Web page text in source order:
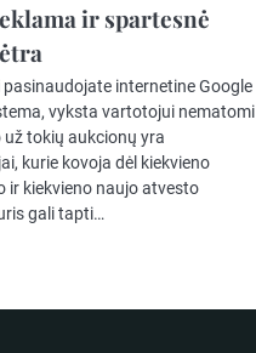
ir spartesnė
pasinaudojate internetine Google
vyksta vartotojui nematomi
už tokių aukcionų yra
kurie kovoja dėl kiekvieno
ir kiekvieno naujo atvesto
gali tapti…